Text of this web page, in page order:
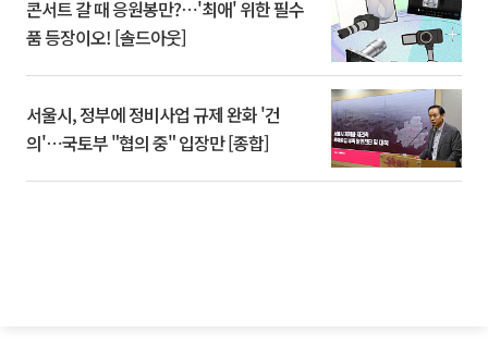
콘서트 갈 때 응원봉만?⋯'최애' 위한 필수
품 등장이오! [솔드아웃]
서울시, 정부에 정비사업 규제 완화 '건
의'⋯국토부 "협의 중" 입장만 [종합]